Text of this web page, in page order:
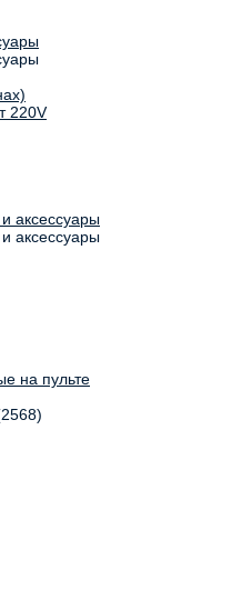
220V
аксессуары
аксессуары
на пульте